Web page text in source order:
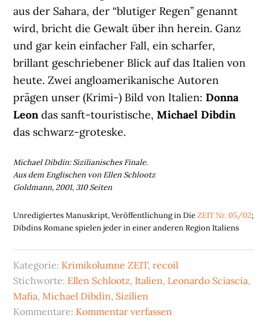
aus der Sahara, der “blutiger Regen” genannt
wird, bricht die Gewalt über ihn herein. Ganz
und gar kein einfacher Fall, ein scharfer,
brillant geschriebener Blick auf das Italien von
heute. Zwei angloamerikanische Autoren
prägen unser (Krimi-) Bild von Italien:Donna
Leondas sanft-touristische,Michael Dibdin
das schwarz-groteske.
Michael Dibdin: Sizilianisches Finale.
Aus dem Englischen von Ellen Schlootz
Goldmann, 2001, 310 Seiten
Unredigiertes Manuskript, Veröffentlichung in DieZEIT Nr. 05/02;
Dibdins Romane spielen jeder in einer anderen Region Italiens
Kategorie: Krimikolumne ZEIT,recoil
Stichworte: Ellen Schlootz, Italien, Leonardo Sciascia,
Mafia, Michael Dibdin, Sizilien
Kommentare: Kommentar verfassen